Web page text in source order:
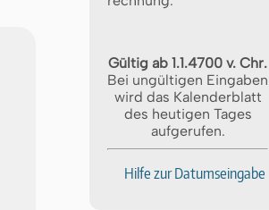
Gültig ab 1.1.4700 v. Chr.
Bei ungültigen Eingaben
wird das Kalenderblatt
des heutigen Tages
aufgerufen.
Hilfe zur Datumseingabe